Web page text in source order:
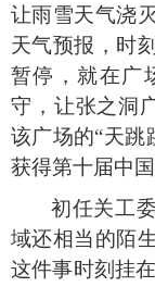
让雨雪天气浇
天气预报，时
暂停，就在广
守，让张之洞
该广场的“天跳
获得第十届中
初任关工
域还相当的陌
这件事时刻挂